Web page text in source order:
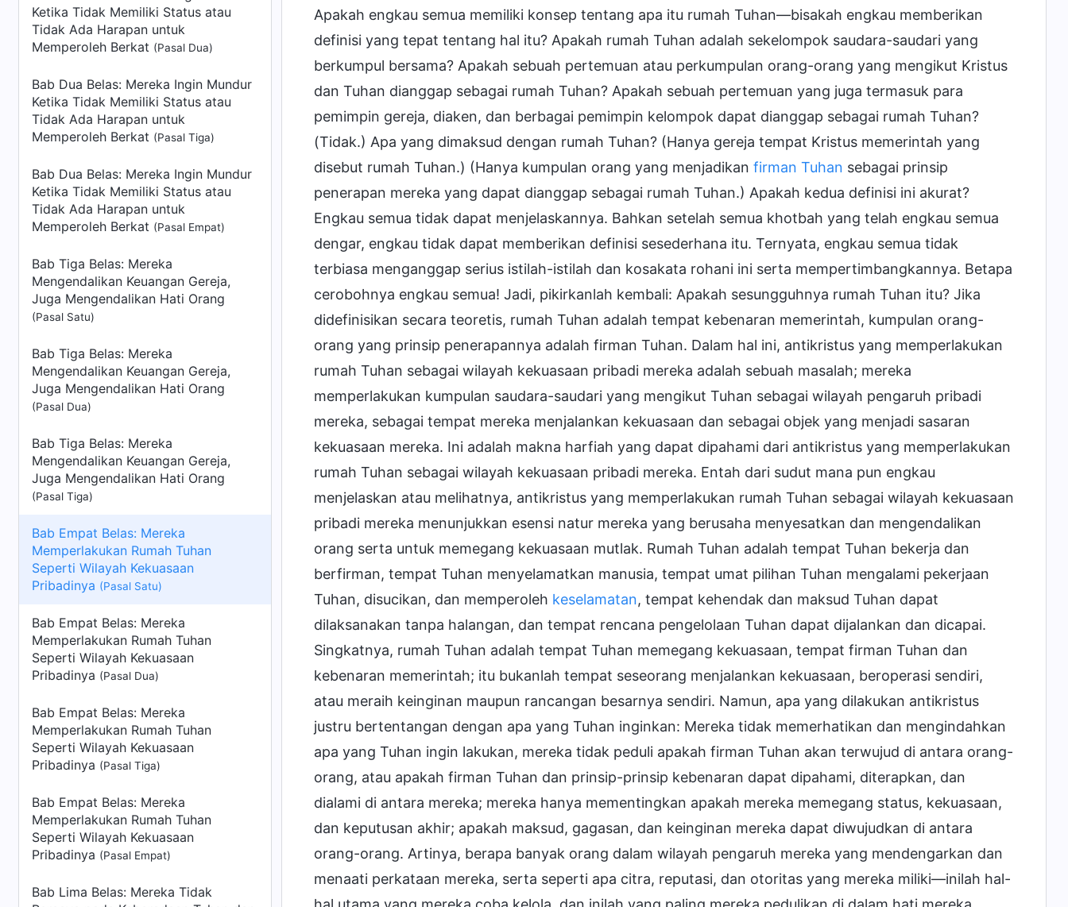
Ketika Tidak Memiliki Status atau
Tidak Ada Harapan untuk
Memperoleh Berkat (Pasal Dua)
Bab Dua Belas: Mereka Ingin Mundur
Ketika Tidak Memiliki Status atau
Tidak Ada Harapan untuk
Memperoleh Berkat (Pasal Tiga)
Bab Dua Belas: Mereka Ingin Mundur
Ketika Tidak Memiliki Status atau
Tidak Ada Harapan untuk
Memperoleh Berkat (Pasal Empat)
Bab Tiga Belas: Mereka
Mengendalikan Keuangan Gereja,
Juga Mengendalikan Hati Orang
(Pasal Satu)
Bab Tiga Belas: Mereka
Mengendalikan Keuangan Gereja,
Juga Mengendalikan Hati Orang
(Pasal Dua)
Bab Tiga Belas: Mereka
Mengendalikan Keuangan Gereja,
Juga Mengendalikan Hati Orang
(Pasal Tiga)
Bab Empat Belas: Mereka
Memperlakukan Rumah Tuhan
Seperti Wilayah Kekuasaan
Pribadinya (Pasal Satu)
Bab Empat Belas: Mereka
Memperlakukan Rumah Tuhan
Seperti Wilayah Kekuasaan
Pribadinya (Pasal Dua)
Bab Empat Belas: Mereka
Memperlakukan Rumah Tuhan
Seperti Wilayah Kekuasaan
Pribadinya (Pasal Tiga)
Bab Empat Belas: Mereka
Memperlakukan Rumah Tuhan
Seperti Wilayah Kekuasaan
Pribadinya (Pasal Empat)
Bab Lima Belas: Mereka Tidak
Apakah engkau semua memiliki konsep tentang apa itu rumah Tuhan—bisakah engkau memberikan
definisi yang tepat tentang hal itu? Apakah rumah Tuhan adalah sekelompok saudara-saudari yang
berkumpul bersama? Apakah sebuah pertemuan atau perkumpulan orang-orang yang mengikut Kristus
dan Tuhan dianggap sebagai rumah Tuhan? Apakah sebuah pertemuan yang juga termasuk para
pemimpin gereja, diaken, dan berbagai pemimpin kelompok dapat dianggap sebagai rumah Tuhan?
(Tidak.) Apa yang dimaksud dengan rumah Tuhan? (Hanya gereja tempat Kristus memerintah yang
disebut rumah Tuhan.) (Hanya kumpulan orang yang menjadikan firman Tuhan sebagai prinsip
penerapan mereka yang dapat dianggap sebagai rumah Tuhan.) Apakah kedua definisi ini akurat?
Engkau semua tidak dapat menjelaskannya. Bahkan setelah semua khotbah yang telah engkau semua
dengar, engkau tidak dapat memberikan definisi sesederhana itu. Ternyata, engkau semua tidak
terbiasa menganggap serius istilah-istilah dan kosakata rohani ini serta mempertimbangkannya. Betapa
cerobohnya engkau semua! Jadi, pikirkanlah kembali: Apakah sesungguhnya rumah Tuhan itu? Jika
didefinisikan secara teoretis, rumah Tuhan adalah tempat kebenaran memerintah, kumpulan orang-
orang yang prinsip penerapannya adalah firman Tuhan. Dalam hal ini, antikristus yang memperlakukan
rumah Tuhan sebagai wilayah kekuasaan pribadi mereka adalah sebuah masalah; mereka
memperlakukan kumpulan saudara-saudari yang mengikut Tuhan sebagai wilayah pengaruh pribadi
mereka, sebagai tempat mereka menjalankan kekuasaan dan sebagai objek yang menjadi sasaran
kekuasaan mereka. Ini adalah makna harfiah yang dapat dipahami dari antikristus yang memperlakukan
rumah Tuhan sebagai wilayah kekuasaan pribadi mereka. Entah dari sudut mana pun engkau
menjelaskan atau melihatnya, antikristus yang memperlakukan rumah Tuhan sebagai wilayah kekuasaan
pribadi mereka menunjukkan esensi natur mereka yang berusaha menyesatkan dan mengendalikan
orang serta untuk memegang kekuasaan mutlak. Rumah Tuhan adalah tempat Tuhan bekerja dan
berfirman, tempat Tuhan menyelamatkan manusia, tempat umat pilihan Tuhan mengalami pekerjaan
Tuhan, disucikan, dan memperoleh keselamatan, tempat kehendak dan maksud Tuhan dapat
dilaksanakan tanpa halangan, dan tempat rencana pengelolaan Tuhan dapat dijalankan dan dicapai.
Singkatnya, rumah Tuhan adalah tempat Tuhan memegang kekuasaan, tempat firman Tuhan dan
kebenaran memerintah; itu bukanlah tempat seseorang menjalankan kekuasaan, beroperasi sendiri,
atau meraih keinginan maupun rancangan besarnya sendiri. Namun, apa yang dilakukan antikristus
justru bertentangan dengan apa yang Tuhan inginkan: Mereka tidak memerhatikan dan mengindahkan
apa yang Tuhan ingin lakukan, mereka tidak peduli apakah firman Tuhan akan terwujud di antara orang-
orang, atau apakah firman Tuhan dan prinsip-prinsip kebenaran dapat dipahami, diterapkan, dan
dialami di antara mereka; mereka hanya mementingkan apakah mereka memegang status, kekuasaan,
dan keputusan akhir; apakah maksud, gagasan, dan keinginan mereka dapat diwujudkan di antara
orang-orang. Artinya, berapa banyak orang dalam wilayah pengaruh mereka yang mendengarkan dan
menaati perkataan mereka, serta seperti apa citra, reputasi, dan otoritas yang mereka miliki—inilah hal-